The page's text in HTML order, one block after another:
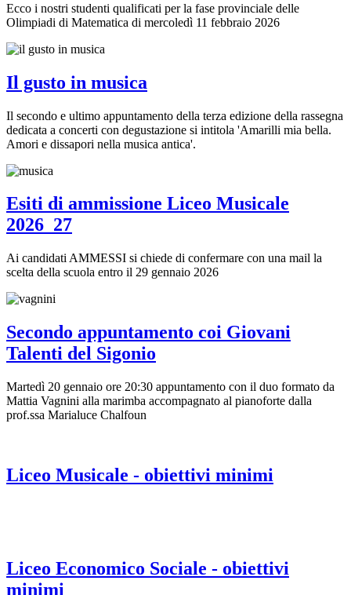
Ecco i nostri studenti qualificati per la fase provinciale delle
Olimpiadi di Matematica di mercoledì 11 febbraio 2026
Il gusto in musica
Il secondo e ultimo appuntamento della terza edizione della rassegna
dedicata a concerti con degustazione si intitola 'Amarilli mia bella.
Amori e dissapori nella musica antica'.
Esiti di ammissione Liceo Musicale
2026_27
Ai candidati AMMESSI si chiede di confermare con una mail la
scelta della scuola entro il 29 gennaio 2026
Secondo appuntamento coi Giovani
Talenti del Sigonio
Martedì 20 gennaio ore 20:30 appuntamento con il duo formato da
Mattia Vagnini alla marimba accompagnato al pianoforte dalla
prof.ssa Marialuce Chalfoun
Liceo Musicale - obiettivi minimi
Liceo Economico Sociale - obiettivi
minimi